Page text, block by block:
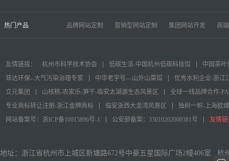
热门产品 品牌网站定制 营销型网站定制 集团网站开发 高
友情链接： 杭州市科学技术协会 低碳生活-中国杭州低碳科技馆
中国茶叶
菲达环保--大气污染治理专家
中华老字号—山外山菜馆
优秀水利企业-浙江
立元集团
山核桃-农家乐-笋干-临安太湖源生态风景区
全球一线品牌合作-
专业商标转让注册-浙江金牌商标
临安浙西大龙湾风景区
独树一帜-上海欧
网站备案号：浙ICP备10015896号-1
公安部备案：33010202000381号 友情
地址：浙江省杭州市上城区新塘路672号中豪五星国际广场2幢406室